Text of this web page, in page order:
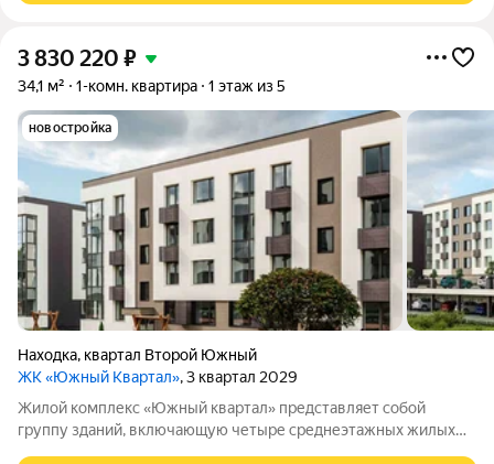
3 830 220 ₽
34,1 м² 1-комн. квартира 1 этаж из 5
новостройка
Находка, квартал Второй Южный
ЖК «Южный Квартал», 3 квартал 2029
Жилой комплекс «Южный квартал» представляет собой
группу зданий, включающую четыре среднеэтажных жилых